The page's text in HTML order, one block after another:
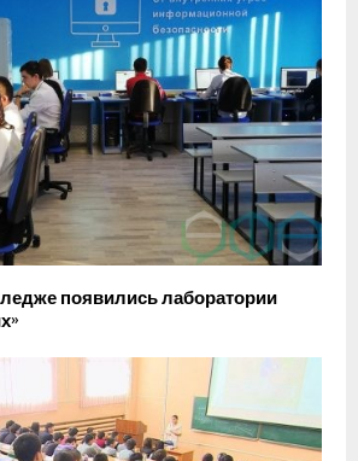
появились лаборатории